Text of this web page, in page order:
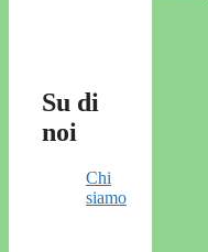
Su di
noi
Chi
siamo